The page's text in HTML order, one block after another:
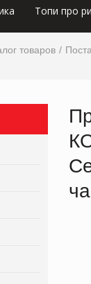
Топи про
товаров